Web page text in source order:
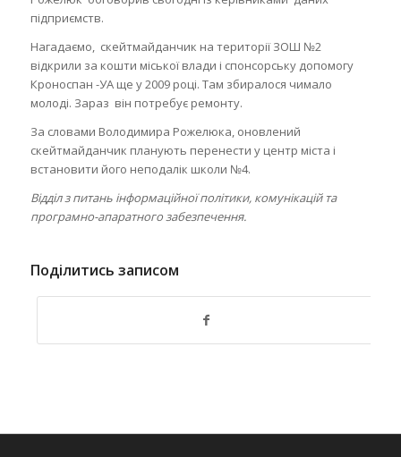
підприємств.
Нагадаємо, скейтмайданчик на території ЗОШ №2
відкрили за кошти міської влади і спонсорську допомогу
Кроноспан -УА ще у 2009 році. Там збиралося чимало
молоді. Зараз він потребує ремонту.
За словами Володимира Рожелюка, оновлений
скейтмайданчик планують перенести у центр міста і
встановити його неподалік школи №4.
Відділ з питань інформаційної політики, комунікацій та
програмно-апаратного забезпечення.
Поділитись записом